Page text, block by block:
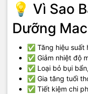
💡 Vì Sao
Dưỡng
✅ Tăng hiệu suất
✅ Giảm nhiệt độ
✅ Loại bỏ bụi
✅ Gia tăng tuổi
✅ Tiết kiệm chi